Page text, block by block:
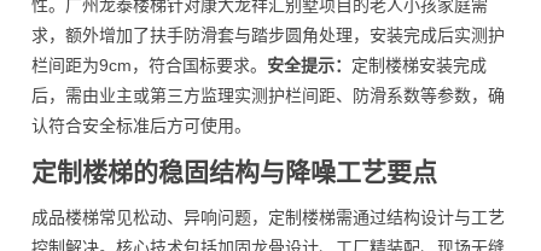
性。广州龙泰楼梯针对康大龙祥汇别墅项目的老人小孩家庭需
求，额外增加了扶手防滑套与踏步圆角处理，安装完成后实测护
栏间距为9cm，符合国标要求。 安全提示： 定制楼梯安装完成
后，需由业主或第三方监理实测护栏间距、防滑系数等参数，确
认符合安全标准后方可使用。
定制楼梯的稳固结构与降噪工艺要点
成品楼梯常见松动、异响问题，定制楼梯需通过结构设计与工艺